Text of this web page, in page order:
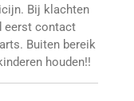
Bij klachten
eerst contact
Buiten bereik
houden!!